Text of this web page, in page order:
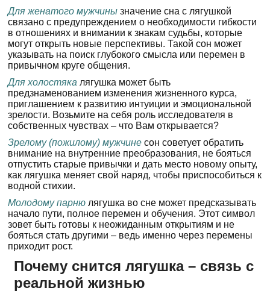
Для женатого мужчины значение сна с лягушкой
связано с предупреждением о необходимости гибкости
в отношениях и внимании к знакам судьбы, которые
могут открыть новые перспективы. Такой сон может
указывать на поиск глубокого смысла или перемен в
привычном круге общения.
Для холостяка лягушка может быть
предзнаменованием изменения жизненного курса,
приглашением к развитию интуиции и эмоциональной
зрелости. Возьмите на себя роль исследователя в
собственных чувствах – что Вам открывается?
Зрелому (пожилому) мужчине сон советует обратить
внимание на внутренние преобразования, не бояться
отпустить старые привычки и дать место новому опыту,
как лягушка меняет свой наряд, чтобы приспособиться к
водной стихии.
Молодому парню лягушка во сне может предсказывать
начало пути, полное перемен и обучения. Этот символ
зовет быть готовы к неожиданным открытиям и не
бояться стать другими – ведь именно через перемены
приходит рост.
Почему снится лягушка – связь с
реальной жизнью